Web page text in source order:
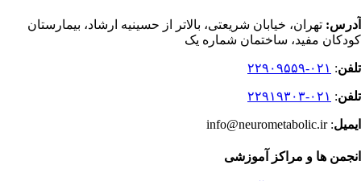
آدرس: تهران، خیابان شریعتی، بالاتر از حسینیه ارشاد، بیمارستان
کودکان مفید، ساختمان شماره یک
تلفن: ۰۲۱-۲۲۹۰۹۵۵۹
تلفن: ۰۲۱-۲۲۹۱۹۳۰۳
ایمیل: info@neurometabolic.ir
انجمن ها و مراکز آموزشی